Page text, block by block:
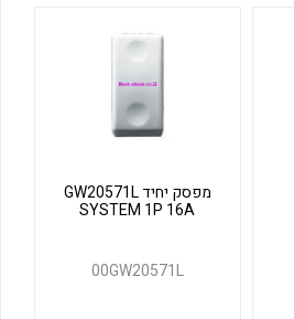
לכל מוצרי היצרן
מפסק יחיד GW20571L
SYSTEM 1P 16A
00GW20571L